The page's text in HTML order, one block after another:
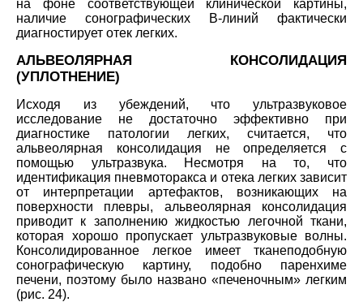
на фоне соответствующей клинической картины,
наличие сонографических B-линий фактически
диагностирует отек легких.
АЛЬВЕОЛЯРНАЯ КОНСОЛИДАЦИЯ
(УПЛОТНЕНИЕ)
Исходя из убеждений, что ультразвуковое
исследование не достаточно эффективно при
диагностике патологии легких, считается, что
альвеолярная консолидация не определяется с
помощью ультразвука. Несмотря на то, что
идентификация пневмоторакса и отека легких зависит
от интерпретации артефактов, возникающих на
поверхности плевры, альвеолярная консолидация
приводит к заполнению жидкостью легочной ткани,
которая хорошо пропускает ультразвуковые волны.
Консолидированное легкое имеет тканеподобную
сонографическую картину, подобно паренхиме
печени, поэтому было названо «печеночным» легким
(рис. 24).